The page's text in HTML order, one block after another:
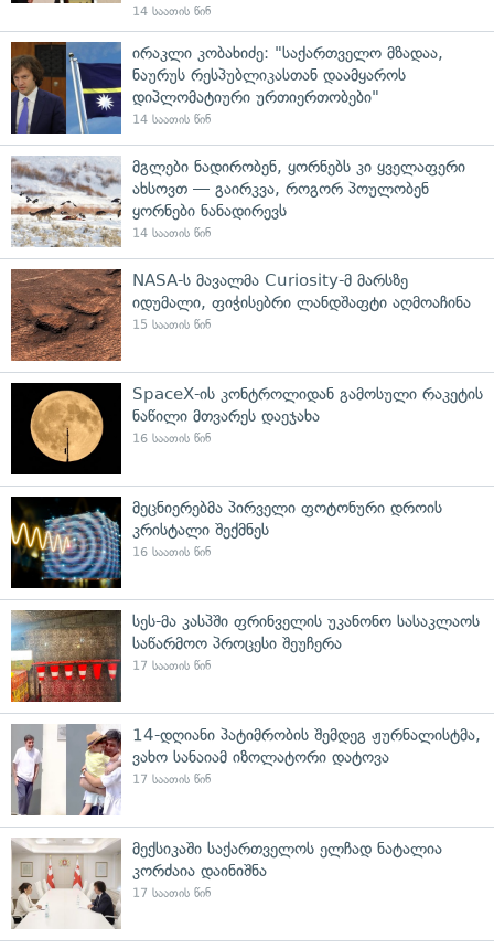
14 საათის წინ
ირაკლი კობახიძე: "საქართველო მზადაა,
ნაურუს რესპუბლიკასთან დაამყაროს
დიპლომატიური ურთიერთობები"
14 საათის წინ
მგლები ნადირობენ, ყორნებს კი ყველაფერი
ახსოვთ — გაირკვა, როგორ პოულობენ
ყორნები ნანადირევს
14 საათის წინ
NASA-ს მავალმა Curiosity-მ მარსზე
იდუმალი, ფიჭისებრი ლანდშაფტი აღმოაჩინა
15 საათის წინ
SpaceX-ის კონტროლიდან გამოსული რაკეტის
ნაწილი მთვარეს დაეჯახა
16 საათის წინ
მეცნიერებმა პირველი ფოტონური დროის
კრისტალი შექმნეს
16 საათის წინ
სეს-მა კასპში ფრინველის უკანონო სასაკლაოს
საწარმოო პროცესი შეუჩერა
17 საათის წინ
14-დღიანი პატიმრობის შემდეგ ჟურნალისტმა,
ვახო სანაიამ იზოლატორი დატოვა
17 საათის წინ
მექსიკაში საქართველოს ელჩად ნატალია
კორძაია დაინიშნა
17 საათის წინ